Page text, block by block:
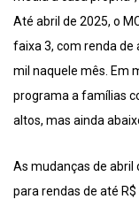
Até abril de 2025, o
faixa 3, com renda de
mil naquele mês. Em
programa a famílias
altos, mas ainda
As mudanças de abril
para rendas de até